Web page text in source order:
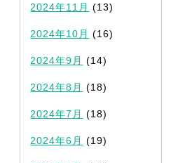
2024年11月 (13)
2024年10月 (16)
2024年9月 (14)
2024年8月 (18)
2024年7月 (18)
2024年6月 (19)